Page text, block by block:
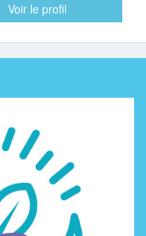
Voir le profil